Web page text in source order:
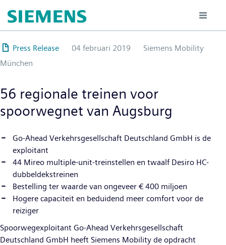
en
naar
de
inhoud
gaan
Press Release 04 februari 2019
Siemens Mobility
München
56 regionale treinen voor
spoorwegnet van Augsburg
Go-Ahead Verkehrsgesellschaft Deutschland GmbH is de
exploitant
44 Mireo multiple-unit-treinstellen en twaalf Desiro HC-
dubbeldekstreinen
Bestelling ter waarde van ongeveer € 400 miljoen
Hogere capaciteit en beduidend meer comfort voor de
reiziger
Spoorwegexploitant Go-Ahead Verkehrsgesellschaft
Deutschland GmbH heeft Siemens Mobility de opdracht